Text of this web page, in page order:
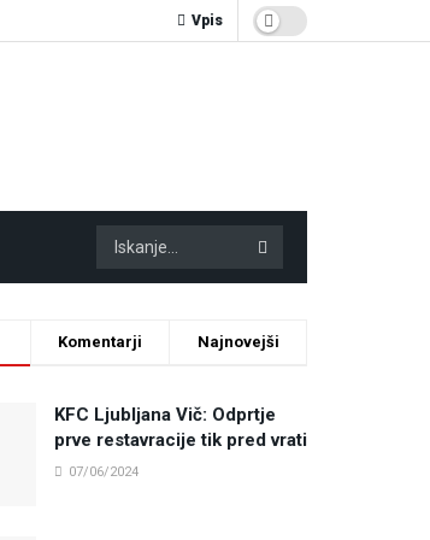
Vpis
Komentarji Najnovejši
KFC Ljubljana Vič: Odprtje
prve restavracije tik pred vrati
07/06/2024